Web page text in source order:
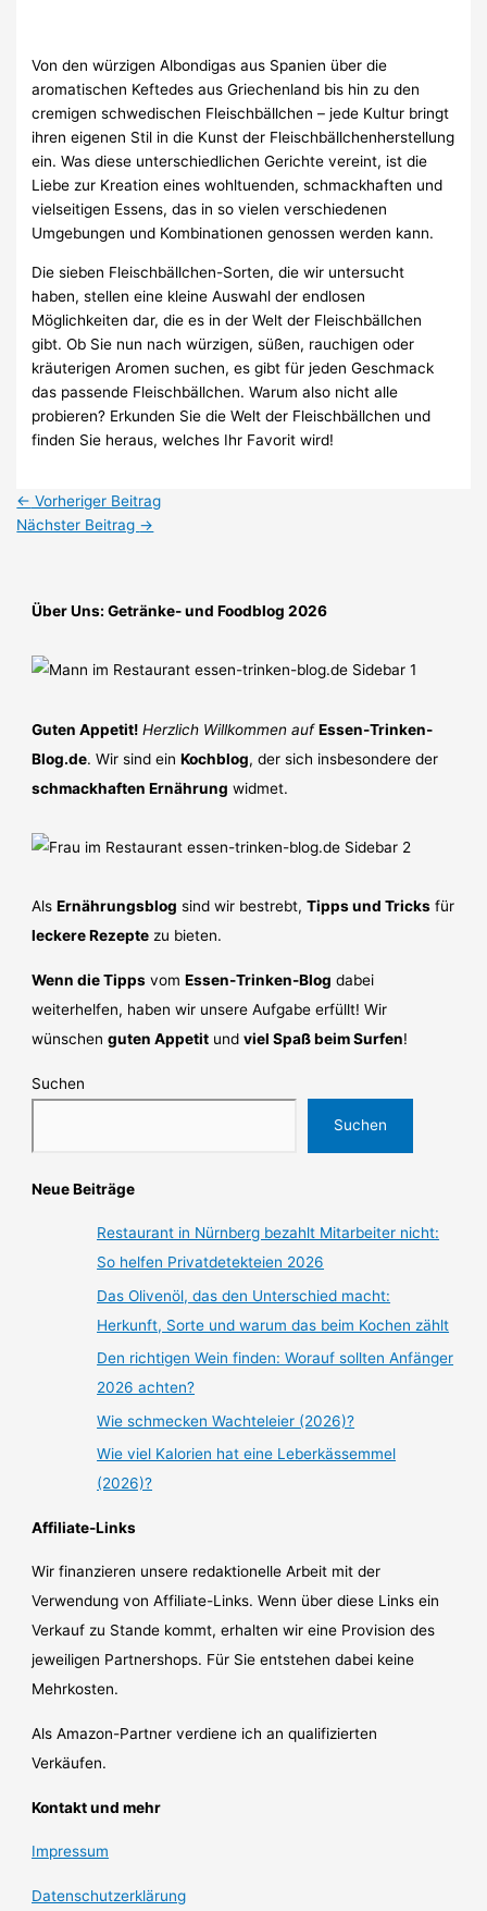
Von den würzigen Albondigas aus Spanien über die
aromatischen Keftedes aus Griechenland bis hin zu den
cremigen schwedischen Fleischbällchen – jede Kultur bringt
ihren eigenen Stil in die Kunst der Fleischbällchenherstellung
ein. Was diese unterschiedlichen Gerichte vereint, ist die
Liebe zur Kreation eines wohltuenden, schmackhaften und
vielseitigen Essens, das in so vielen verschiedenen
Umgebungen und Kombinationen genossen werden kann.
Die sieben Fleischbällchen-Sorten, die wir untersucht
haben, stellen eine kleine Auswahl der endlosen
Möglichkeiten dar, die es in der Welt der Fleischbällchen
gibt. Ob Sie nun nach würzigen, süßen, rauchigen oder
kräuterigen Aromen suchen, es gibt für jeden Geschmack
das passende Fleischbällchen. Warum also nicht alle
probieren? Erkunden Sie die Welt der Fleischbällchen und
finden Sie heraus, welches Ihr Favorit wird!
← Vorheriger Beitrag
Nächster Beitrag →
Über Uns: Getränke- und Foodblog 2026
Guten Appetit! Herzlich Willkommen auf Essen-Trinken-
Blog.de. Wir sind einKochblog, der sich insbesondere der
schmackhaften Ernährung widmet.
AlsErnährungsblog sind wir bestrebt,Tipps und Tricks für
leckere Rezepte zu bieten.
Wenn die Tipps vomEssen-Trinken-Blog dabei
weiterhelfen, haben wir unsere Aufgabe erfüllt! Wir
wünschenguten Appetit undviel Spaß beim Surfen!
Suchen
Suchen
Neue Beiträge
Restaurant in Nürnberg bezahlt Mitarbeiter nicht:
So helfen Privatdetekteien 2026
Das Olivenöl, das den Unterschied macht:
Herkunft, Sorte und warum das beim Kochen zählt
Den richtigen Wein finden: Worauf sollten Anfänger
2026 achten?
Wie schmecken Wachteleier (2026)?
Wie viel Kalorien hat eine Leberkässemmel
(2026)?
Affiliate-Links
Wir finanzieren unsere redaktionelle Arbeit mit der
Verwendung von Affiliate-Links. Wenn über diese Links ein
Verkauf zu Stande kommt, erhalten wir eine Provision des
jeweiligen Partnershops. Für Sie entstehen dabei keine
Mehrkosten.
Als Amazon-Partner verdiene ich an qualifizierten
Verkäufen.
Kontakt und mehr
Impressum
Datenschutzerklärung